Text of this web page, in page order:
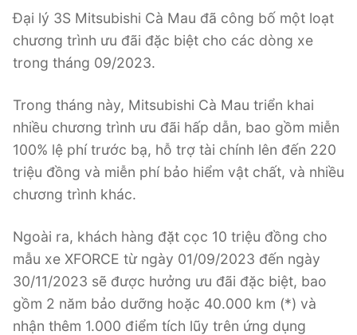
Đại lý 3S Mitsubishi Cà Mau đã công bố một loạt
chương trình ưu đãi đặc biệt cho các dòng xe
trong tháng 09/2023.
Trong tháng này, Mitsubishi Cà Mau triển khai
nhiều chương trình ưu đãi hấp dẫn, bao gồm miễn
100% lệ phí trước bạ, hỗ trợ tài chính lên đến 220
triệu đồng và miễn phí bảo hiểm vật chất, và nhiều
chương trình khác.
Ngoài ra, khách hàng đặt cọc 10 triệu đồng cho
mẫu xe XFORCE từ ngày 01/09/2023 đến ngày
30/11/2023 sẽ được hưởng ưu đãi đặc biệt, bao
gồm 2 năm bảo dưỡng hoặc 40.000 km (*) và
nhận thêm 1.000 điểm tích lũy trên ứng dụng